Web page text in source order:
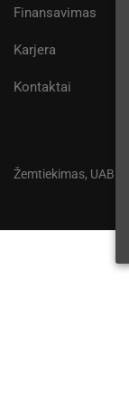
Finansavimas
Karjera
Kontaktai
Žemtiekimas, UAB